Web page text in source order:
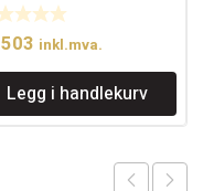
503 inkl.mva.
Legg i handlekurv